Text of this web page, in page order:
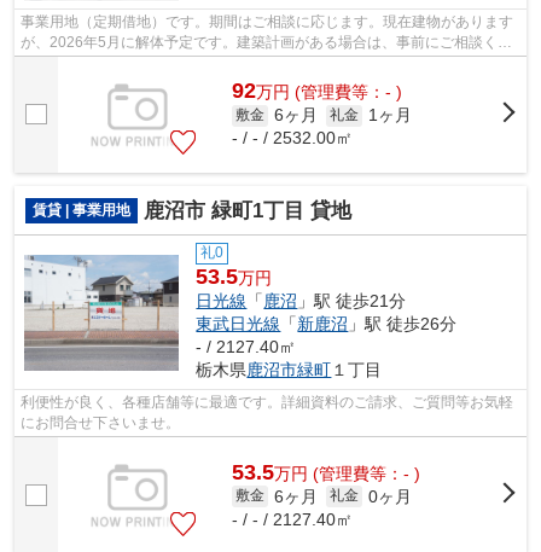
事業用地（定期借地）です。期間はご相談に応じます。現在建物があります
が、2026年5月に解体予定です。建築計画がある場合は、事前にご相談くだ
さい。
92万円 (管理費等：- )
敷金 6ヶ月 礼金
1ヶ月
- / - / 2532.00㎡
賃貸 | 事業用地 鹿沼市 緑町1丁目 貸地
礼0
53.5万円
日光線 「鹿沼 」駅 徒歩21分
東武日光線 「新鹿沼 」駅 徒歩26分
- / 2127.40㎡
栃木県鹿沼市緑町１丁目
利便性が良く、各種店舗等に最適です。詳細資料のご請求、ご質問等お気軽
にお問合せ下さいませ。
53.5万円 (管理費等：- )
敷金 6ヶ月 礼金 0ヶ月
- / - / 2127.40㎡